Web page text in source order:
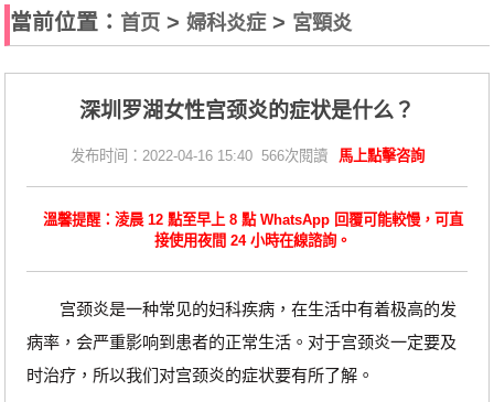
當前位置： 首页 >婦科炎症> 宮頸炎
深圳罗湖女性宫颈炎的症状是什么？
发布时间：2022-04-16 15:40 566次閱讀 馬上點擊咨詢
溫馨提醒：淩晨 12 點至早上 8 點 WhatsApp 回覆可能較慢，可直
接使用夜間 24 小時在線諮詢。
宫颈炎是一种常见的妇科疾病，在生活中有着极高的发
病率，会严重影响到患者的正常生活。对于宫颈炎一定要及
时治疗，所以我们对宫颈炎的症状要有所了解。